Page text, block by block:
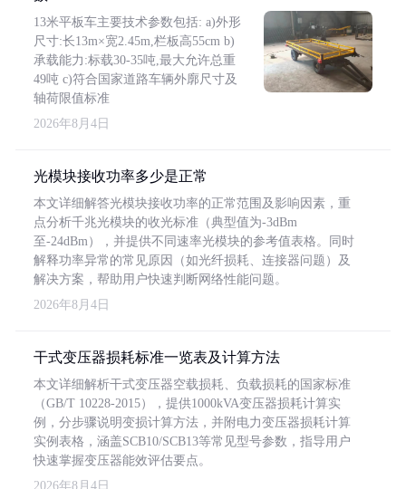
13米平板车主要技术参数包括: a)外形
尺寸:长13m×宽2.45m,栏板高55cm b)
承载能力:标载30-35吨,最大允许总重
49吨 c)符合国家道路车辆外廓尺寸及
轴荷限值标准
2026年8月4日
光模块接收功率多少是正常
本文详细解答光模块接收功率的正常范围及影响因素，重
点分析千兆光模块的收光标准（典型值为-3dBm
至-24dBm），并提供不同速率光模块的参考值表格。同时
解释功率异常的常见原因（如光纤损耗、连接器问题）及
解决方案，帮助用户快速判断网络性能问题。
2026年8月4日
干式变压器损耗标准一览表及计算方法
本文详细解析干式变压器空载损耗、负载损耗的国家标准
（GB/T 10228-2015），提供1000kVA变压器损耗计算实
例，分步骤说明变损计算方法，并附电力变压器损耗计算
实例表格，涵盖SCB10/SCB13等常见型号参数，指导用户
快速掌握变压器能效评估要点。
2026年8月4日